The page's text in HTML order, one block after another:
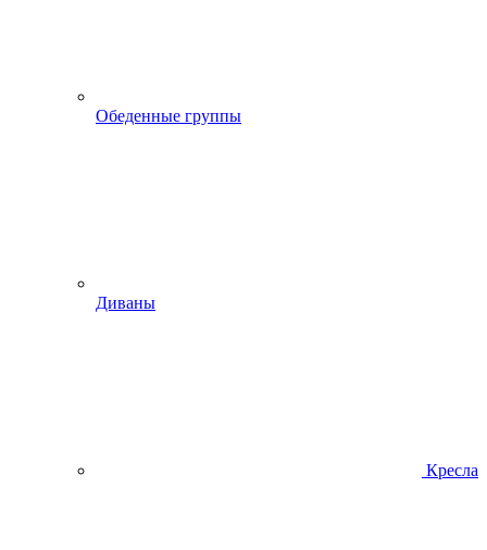
Обеденные группы
Диваны
Кресла